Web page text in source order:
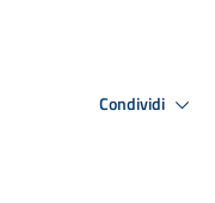
Condividi